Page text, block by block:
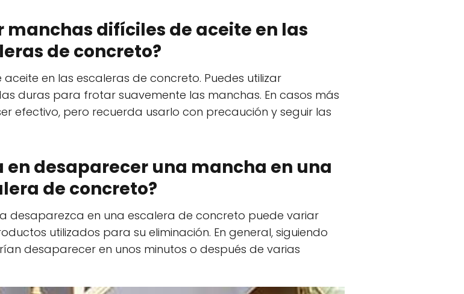
manchas difíciles de aceite en las
de concreto?
en las escaleras de concreto. Puedes utilizar
duras para frotar suavemente las manchas. En casos más
efectivo, pero recuerda usarlo con precaución y seguir las
desaparecer una mancha en una
de concreto?
desaparezca en una escalera de concreto puede variar
utilizados para su eliminación. En general, siguiendo
desaparecer en unos minutos o después de varias